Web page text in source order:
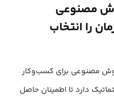
مصنوعی
را انتخاب
مصنوعی برای کسب‌وکار
دارد تا اطمینان حاصل